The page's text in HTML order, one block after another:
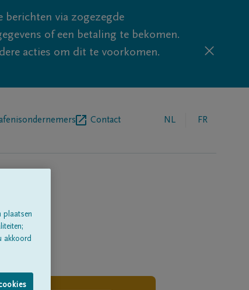
berichten via zogezegde
of een betaling te bekomen.
acties om dit te voorkomen.
Contact NL FR
plaatsen
akkoord